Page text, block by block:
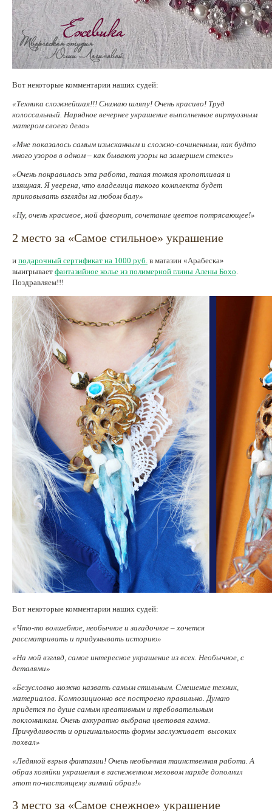
Вот некоторые комментарии наших судей:
«Техника сложнейшая!!! Снимаю шляпу! Очень красиво! Труд
колоссальный. Нарядное вечернее украшение выполненное виртуозным
матером своего дела»
«Мне показалось самым изысканным и сложно-сочиненным, как будто
много узоров в одном – как бывают узоры на замершем стекле»
«Очень понравилась эта работа, такая тонкая кропотливая и
изящная. Я уверена, что владелица такого комплекта будет
приковывать взгляды на любом балу»
«Ну, очень красивое, мой фаворит, сочетание цветов потрясающее!»
2 место за «Самое стильное» украшение
и подарочный сертификат на 1000 руб. в магазин «Арабеска»
выигрывает фантазийное колье из полимерной глины Алены Бохо
Поздравляем!!!
Вот некоторые комментарии наших судей:
«Что-то волшебное, необычное и загадочное – хочется
рассматривать и придумывать историю»
«На мой взгляд, самое интересное украшение из всех. Необычное, с
деталями»
«Безусловно можно назвать самым стильным. Смешение техник,
материалов. Композиционно все построено правильно. Думаю
придется по душе самым креативным и требовательным
поклонникам. Очень аккуратно выбрана цветовая гамма.
Причудливость и оригинальность формы заслуживает высоких
похвал»
«Ледяной взрыв фантазии! Очень необычная таинственная работа. А
образ хозяйки украшения в заснеженном меховом наряде дополнил
этот по-настоящему зимний образ!»
3 место за «Самое снежное» украшение